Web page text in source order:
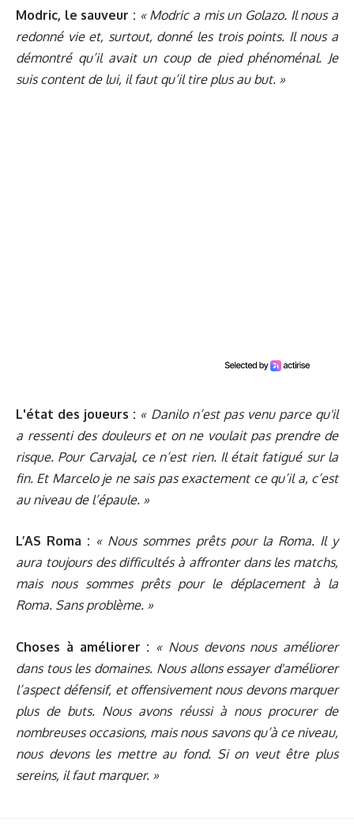
Modric, le sauveur : « Modric a mis un Golazo. Il nous a
redonné vie et, surtout, donné les trois points. Il nous a
démontré qu’il avait un coup de pied phénoménal. Je
suis content de lui, il faut qu’il tire plus au but. »
L'état des joueurs : « Danilo n’est pas venu parce qu'il
a ressenti des douleurs et on ne voulait pas prendre de
risque. Pour Carvajal, ce n’est rien. Il était fatigué sur la
fin. Et Marcelo je ne sais pas exactement ce qu’il a, c’est
au niveau de l’épaule. »
L’AS Roma : « Nous sommes prêts pour la Roma. Il y
aura toujours des difficultés à affronter dans les matchs,
mais nous sommes prêts pour le déplacement à la
Roma. Sans problème. »
Choses à améliorer : « Nous devons nous améliorer
dans tous les domaines. Nous allons essayer d'améliorer
l’aspect défensif, et offensivement nous devons marquer
plus de buts. Nous avons réussi à nous procurer de
nombreuses occasions, mais nous savons qu’à ce niveau,
nous devons les mettre au fond. Si on veut être plus
sereins, il faut marquer. »